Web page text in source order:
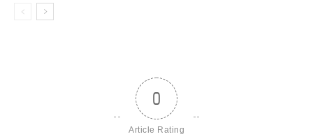
0
Article Rating